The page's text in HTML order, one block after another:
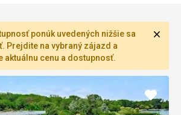
ponúk uvedených nižšie sa
Prejdite na vybraný zájazd a
aktuálnu cenu a dostupnosť.
Pridať
do